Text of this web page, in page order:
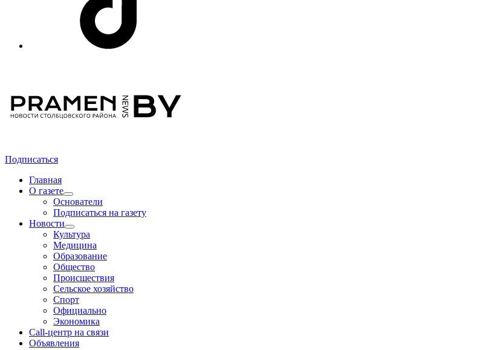
Подписаться
Главная
О газете
Основатели
Подписаться на газету
Новости
Культура
Медицина
Образование
Общество
Происшествия
Сельское хозяйство
Спорт
Официально
Экономика
Call-центр на связи
Объявления